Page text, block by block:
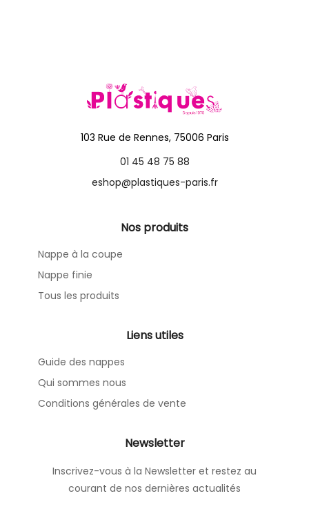
103 Rue de Rennes, 75006 Paris
01 45 48 75 88
eshop@plastiques-paris.fr
Nos produits
Nappe à la coupe
Nappe finie
Tous les produits
Liens utiles
Guide des nappes
Qui sommes nous
Conditions générales de vente
Newsletter
Inscrivez-vous à la Newsletter et restez au
courant de nos dernières actualités